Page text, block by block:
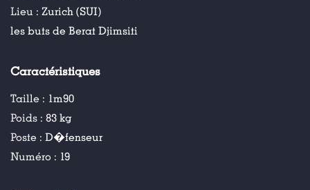
Lieu : Zurich (SUI)
les buts de Berat Djimsiti
Caractéristiques
Taille : 1m90
Poids : 83 kg
Poste : D�fenseur
Numéro : 19